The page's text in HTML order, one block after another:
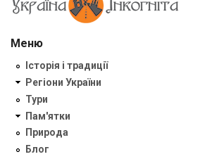
Меню
Історія і традиції
Регіони України
Тури
Пам'ятки
Природа
Блог